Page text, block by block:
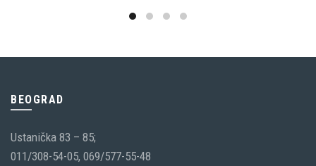
BEOGRAD
Ustanička 83 – 85;
011/308-54-05, 069/577-55-48